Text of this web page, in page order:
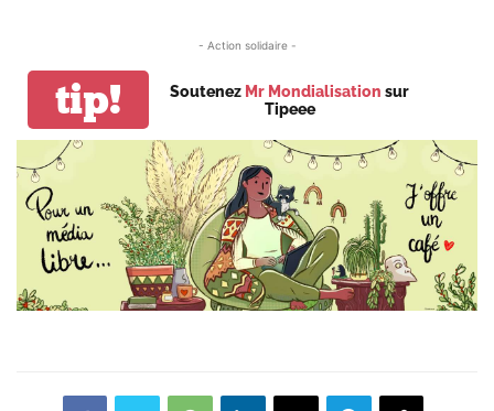
- Action solidaire -
tip! Soutenez Mr Mondialisation sur
Tipeee